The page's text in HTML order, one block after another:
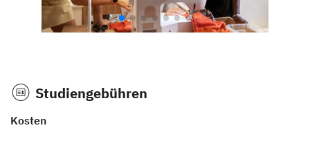
Studiengebühren
Kosten